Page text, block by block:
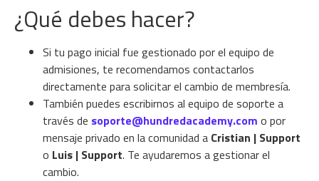
¿Qué debes hacer?
Si tu pago inicial fue gestionado por el equipo de
admisiones, te recomendamos contactarlos
directamente para solicitar el cambio de membresía.
También puedes escribirnos al equipo de soporte a
través de soporte@hundredacademy.com o por
mensaje privado en la comunidad a Cristian | Support
o Luis | Support. Te ayudaremos a gestionar el
cambio.